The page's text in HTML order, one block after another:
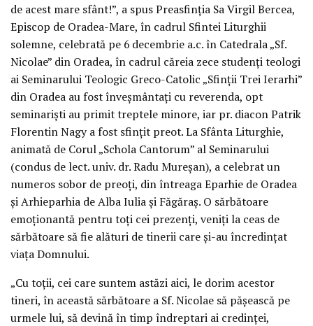
de acest mare sfânt!”, a spus Preasfinția Sa Virgil Bercea,
Episcop de Oradea-Mare, în cadrul Sfintei Liturghii
solemne, celebrată pe 6 decembrie a.c. în Catedrala „Sf.
Nicolae” din Oradea, în cadrul căreia zece studenți teologi
ai Seminarului Teologic Greco-Catolic „Sfinții Trei Ierarhi”
din Oradea au fost înveșmântați cu reverenda, opt
seminariști au primit treptele minore, iar pr. diacon Patrik
Florentin Nagy a fost sfințit preot. La Sfânta Liturghie,
animată de Corul „Schola Cantorum” al Seminarului
(condus de lect. univ. dr. Radu Mureșan), a celebrat un
numeros sobor de preoți, din întreaga Eparhie de Oradea
și Arhieparhia de Alba Iulia și Făgăraș. O sărbătoare
emoționantă pentru toți cei prezenți, veniți la ceas de
sărbătoare să fie alături de tinerii care și-au încredințat
viața Domnului.
„Cu toții, cei care suntem astăzi aici, le dorim acestor
tineri, în această sărbătoare a Sf. Nicolae să pășească pe
urmele lui, să devină în timp îndreptari ai credinței,